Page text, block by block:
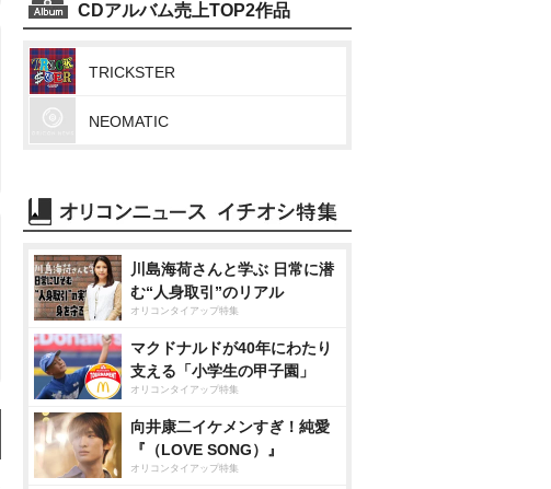
CDアルバム売上TOP2作品
TRICKSTER
NEOMATIC
川島海荷さんと学ぶ 日常に潜
む“人身取引”のリアル
オリコンタイアップ特集
マクドナルドが40年にわたり
支える「小学生の甲子園」
オリコンタイアップ特集
向井康二イケメンすぎ！純愛
『（LOVE SONG）』
オリコンタイアップ特集